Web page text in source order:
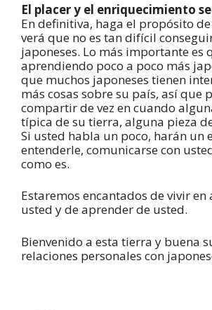
El placer y el enriquecimiento
En definitiva, haga el propósito
verá que no es tan difícil
japoneses. Lo más importante es
aprendiendo poco a poco más
que muchos japoneses tienen
más cosas sobre su país, así que
compartir de vez en cuando
típica de su tierra, alguna pieza
Si usted habla un poco, harán un
entenderle, comunicarse con
como es.
Estaremos encantados de vivir
usted y de aprender de usted.
Bienvenido a esta tierra y buena
relaciones personales con